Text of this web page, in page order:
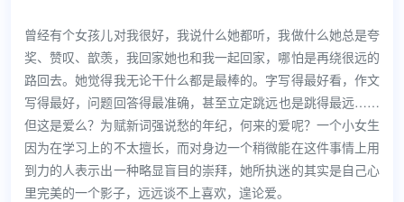
曾经有个女孩儿对我很好，我说什么她都听，我做什么她总是夸
奖、赞叹、歆羡，我回家她也和我一起回家，哪怕是再绕很远的
路回去。她觉得我无论干什么都是最棒的。字写得最好看，作文
写得最好，问题回答得最准确，甚至立定跳远也是跳得最远……
但这是爱么？为赋新词强说愁的年纪，何来的爱呢？一个小女生
因为在学习上的不太擅长，而对身边一个稍微能在这件事情上用
到力的人表示出一种略显盲目的崇拜，她所执迷的其实是自己心
里完美的一个影子，远远谈不上喜欢，遑论爱。